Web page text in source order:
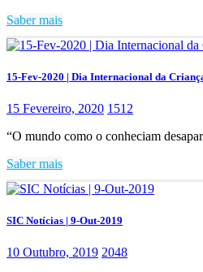
Saber mais
15-Fev-2020 | Dia Internacional da
15 Fevereiro, 2020 1512
“O mundo como o conheciam
Saber mais
SIC Notícias | 9-Out-2019
10 Outubro, 2019 2048